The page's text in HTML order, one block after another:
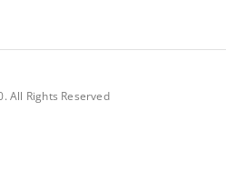
All Rights Reserved